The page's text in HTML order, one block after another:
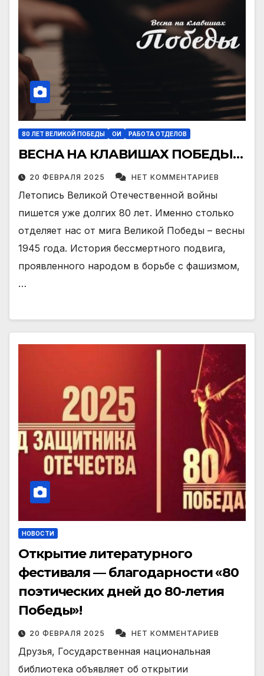
80 ЛЕТ ВЕЛИКОЙ ПОБЕДЫ ОИ РАБОТА ОТДЕЛОВ
ВЕСНА НА КЛАВИШАХ ПОБЕДЫ…
20 ФЕВРАЛЯ 2025 НЕТ КОММЕНТАРИЕВ
Летопись Великой Отечественной войны
пишется уже долгих 80 лет. Именно столько
отделяет нас от мига Великой Победы – весны
1945 года. История бессмертного подвига,
проявленного народом в борьбе с фашизмом,
…
НОВОСТИ
Открытие литературного
фестиваля — благодарности «80
поэтических дней до 80-летия
Победы»!
20 ФЕВРАЛЯ 2025 НЕТ КОММЕНТАРИЕВ
Друзья, Государственная национальная
библиотека объявляет об открытии